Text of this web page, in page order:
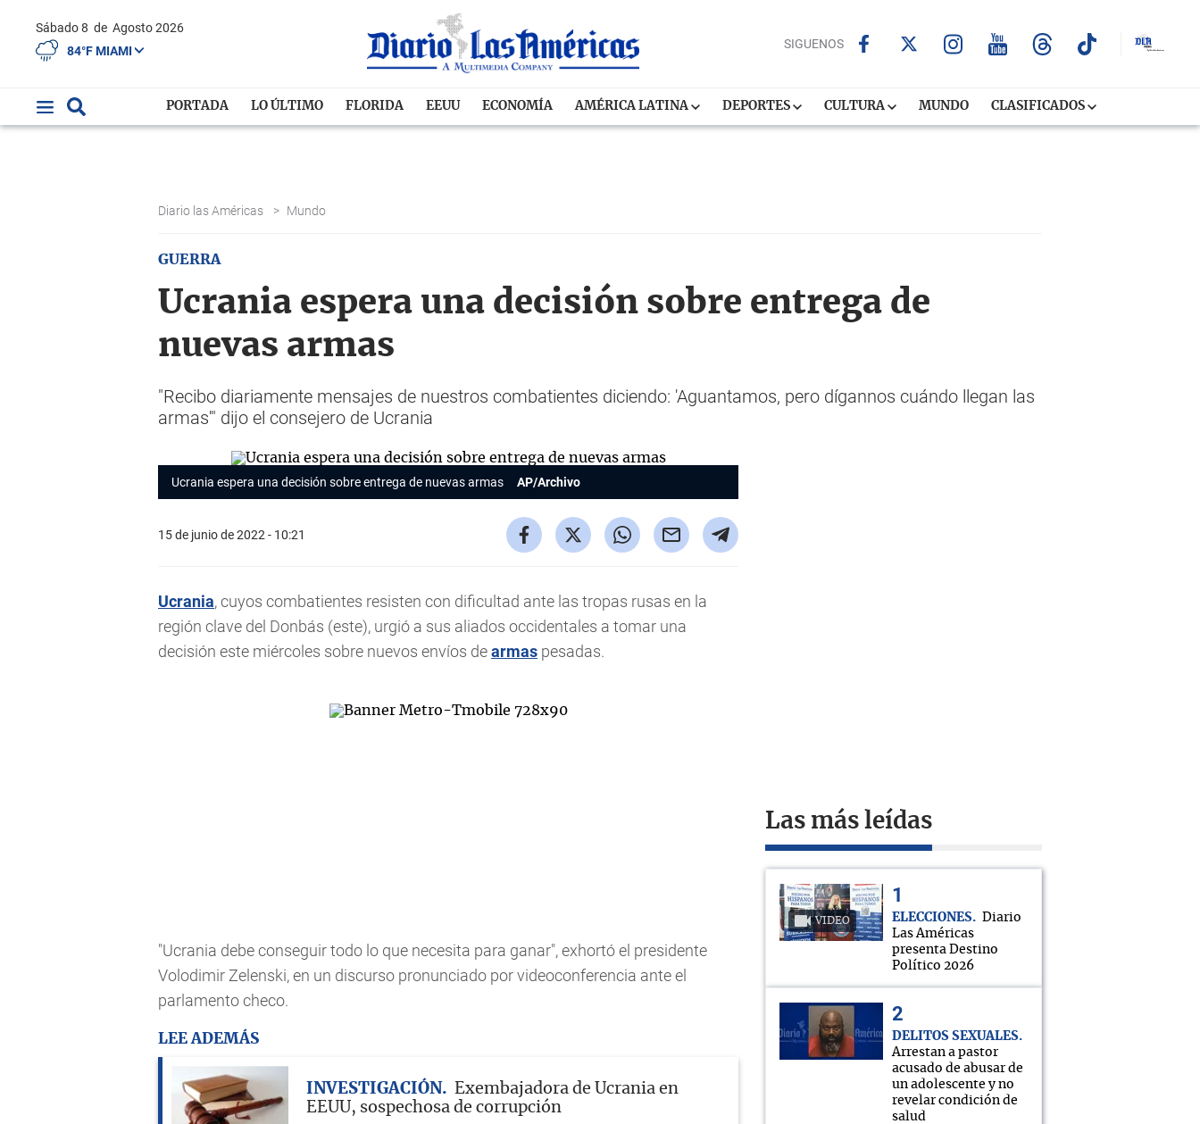
Sábado 8 de Agosto 2026
84°F MIAMI
SIGUENOS
PORTADA LO ÚLTIMO FLORIDA EEUU ECONOMÍA AMÉRICA LATINA DEPORTES CULTURA MUNDO CLASIFICADOS
Diario las Américas > Mundo
GUERRA
Ucrania espera una decisión sobre entrega de
nuevas armas
"Recibo diariamente mensajes de nuestros combatientes diciendo: 'Aguantamos, pero dígannos cuándo llegan las
armas'" dijo el consejero de Ucrania
Ucrania espera una decisión sobre entrega de nuevas armas AP/Archivo
15 de junio de 2022 - 10:21
Ucrania, cuyos combatientes resisten con dificultad ante las tropas rusas en la
región clave del Donbás (este), urgió a sus aliados occidentales a tomar una
decisión este miércoles sobre nuevos envíos dearmas pesadas.
"Ucrania debe conseguir todo lo que necesita para ganar", exhortó el presidente
Volodimir Zelenski, en un discurso pronunciado por videoconferencia ante el
parlamento checo.
LEE ADEMÁS
INVESTIGACIÓN
Exembajadora de Ucrania en
EEUU, sospechosa de corrupción
Las más leídas
VIDEO ELECCIONES
Diario
Las Américas
presenta Destino
Político 2026
DELITOS SEXUALES
Arrestan a pastor
acusado de abusar de
un adolescente y no
revelar condición de
salud